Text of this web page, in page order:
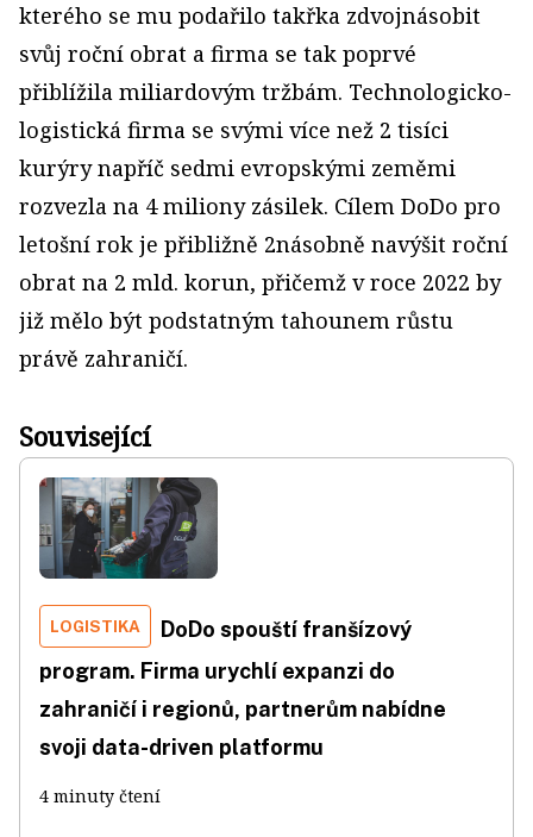
kterého se mu podařilo takřka zdvojnásobit
svůj roční obrat a firma se tak poprvé
přiblížila miliardovým tržbám. Technologicko-
logistická firma se svými více než 2 tisíci
kurýry napříč sedmi evropskými zeměmi
rozvezla na 4 miliony zásilek. Cílem DoDo pro
letošní rok je přibližně 2násobně navýšit roční
obrat na 2 mld. korun, přičemž v roce 2022 by
již mělo být podstatným tahounem růstu
právě zahraničí.
Související
LOGISTIKA
DoDo spouští franšízový
program. Firma urychlí expanzi do
zahraničí i regionů, partnerům nabídne
svoji data-driven platformu
4 minuty čtení